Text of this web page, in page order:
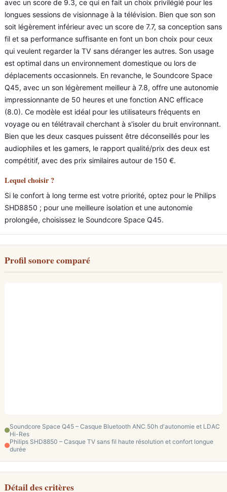
avec un score de 9.3, ce qui en fait un choix privilégié pour les
longues sessions de visionnage à la télévision. Bien que son son
soit légèrement inférieur avec un score de 7.7, sa conception sans
fil et sa performance suffisante en font un bon choix pour ceux
qui veulent regarder la TV sans déranger les autres. Son usage
est optimal dans un environnement domestique ou lors de
déplacements occasionnels. En revanche, le Soundcore Space
Q45, avec un son légèrement meilleur à 7.8, offre une autonomie
impressionnante de 50 heures et une fonction ANC efficace
(8.0). Ce modèle est idéal pour les utilisateurs fréquents en
voyage ou en télétravail cherchant à s'isoler du bruit environnant.
Bien que les deux casques puissent être déconseillés pour les
audiophiles et les gamers, le rapport qualité/prix des deux est
compétitif, avec des prix similaires autour de 150 €.
Lequel choisir ?
Si le confort à long terme est votre priorité, optez pour le Philips
SHD8850 ; pour une meilleure isolation et une autonomie
prolongée, choisissez le Soundcore Space Q45.
Profil sonore comparé
Soundcore Space Q45 – Casque Bluetooth ANC 50h d'autonomie et LDAC
Hi-Res
Philips SHD8850 – Casque TV sans fil haute résolution et confort longue
durée
Détail des critères